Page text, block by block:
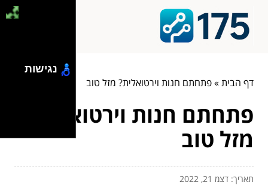
דף הבית»פתחתם חנות וירטואלית? מזל טוב
פתחתם חנות וירטואלית?
מזל טוב
תאריך: דצמ 21, 2022
נגישות